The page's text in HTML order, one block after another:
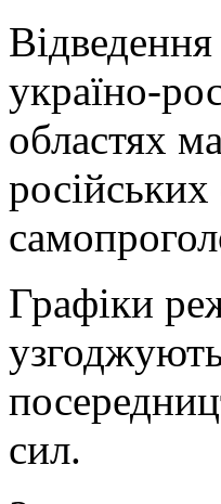
україно-
областях
Графіки
сил.